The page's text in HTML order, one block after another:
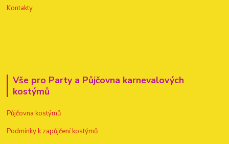
Kontakty
Vše pro Party a Půjčovna karnevalových
kostýmů
Půjčovna kostýmů
Podmínky k zapůjčení kostýmů